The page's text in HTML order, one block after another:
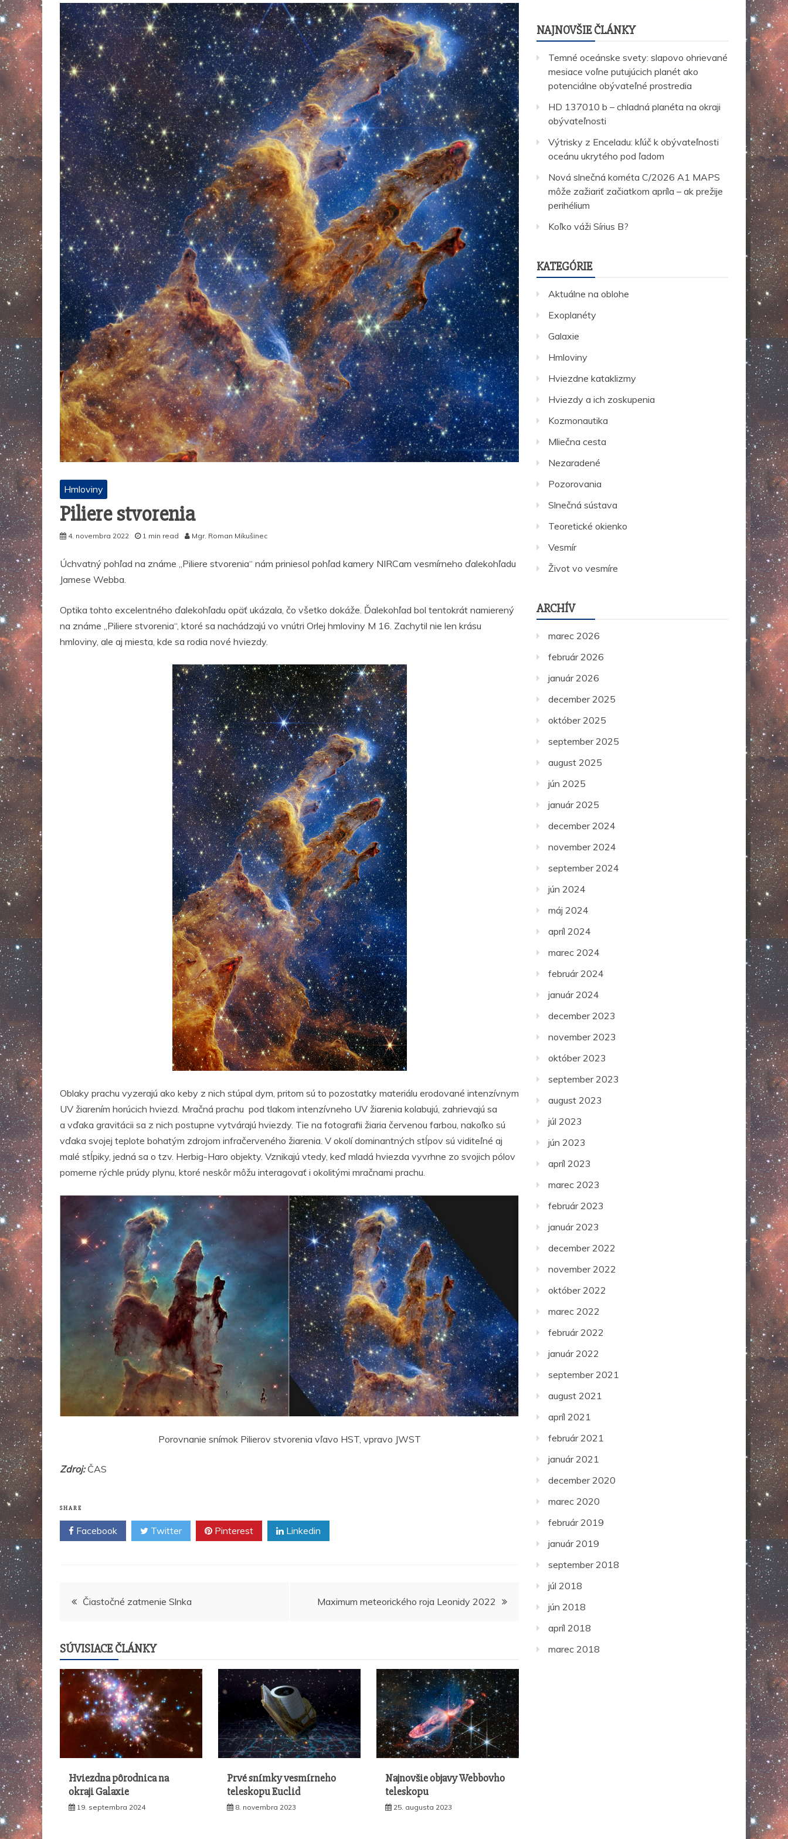
Hmloviny
Piliere stvorenia
4. novembra 2022 1 min read Mgr. Roman Mikušinec
Úchvatný pohľad na známe „Piliere stvorenia“ nám priniesol pohľad kamery NIRCam vesmírneho ďalekohľadu
Jamese Webba.
Optika tohto excelentného ďalekohľadu opäť ukázala, čo všetko dokáže. Ďalekohľad bol tentokrát namierený
na známe „Piliere stvorenia“, ktoré sa nachádzajú vo vnútri Orlej hmloviny M 16. Zachytil nie len krásu
hmloviny, ale aj miesta, kde sa rodia nové hviezdy.
Oblaky prachu vyzerajú ako keby z nich stúpal dym, pritom sú to pozostatky materiálu erodované intenzívnym
UV žiarením horúcich hviezd. Mračná prachu pod tlakom intenzívneho UV žiarenia kolabujú, zahrievajú sa
a vďaka gravitácii sa z nich postupne vytvárajú hviezdy. Tie na fotografii žiaria červenou farbou, nakoľko sú
vďaka svojej teplote bohatým zdrojom infračerveného žiarenia. V okolí dominantných stĺpov sú viditeľné aj
malé stĺpiky, jedná sa o tzv. Herbig-Haro objekty. Vznikajú vtedy, keď mladá hviezda vyvrhne zo svojich pólov
pomerne rýchle prúdy plynu, ktoré neskôr môžu interagovať i okolitými mračnami prachu.
Porovnanie snímok Pilierov stvorenia vľavo HST, vpravo JWST
Zdroj:ČAS
SHARE
Facebook Twitter Pinterest Linkedin
Navigácia
článku
Čiastočné zatmenie Slnka Maximum meteorického roja Leonidy 2022
SÚVISIACE ČLÁNKY
Hviezdna pôrodnica na
okraji Galaxie
19. septembra 2024
Prvé snímky vesmírneho
teleskopu Euclid
8. novembra 2023
Najnovšie objavy Webbovho
teleskopu
25. augusta 2023
NAJNOVŠIE ČLÁNKY
Temné oceánske svety: slapovo ohrievané
mesiace voľne putujúcich planét ako
potenciálne obývateľné prostredia
HD 137010 b – chladná planéta na okraji
obývateľnosti
Výtrisky z Enceladu: kľúč k obývateľnosti
oceánu ukrytého pod ľadom
Nová slnečná kométa C/2026 A1 MAPS
môže zažiariť začiatkom apríla – ak prežije
perihélium
Koľko váži Sírius B?
KATEGÓRIE
Aktuálne na oblohe
Exoplanéty
Galaxie
Hmloviny
Hviezdne kataklizmy
Hviezdy a ich zoskupenia
Kozmonautika
Mliečna cesta
Nezaradené
Pozorovania
Slnečná sústava
Teoretické okienko
Vesmír
Život vo vesmíre
ARCHÍV
marec 2026
február 2026
január 2026
december 2025
október 2025
september 2025
august 2025
jún 2025
január 2025
december 2024
november 2024
september 2024
jún 2024
máj 2024
apríl 2024
marec 2024
február 2024
január 2024
december 2023
november 2023
október 2023
september 2023
august 2023
júl 2023
jún 2023
apríl 2023
marec 2023
február 2023
január 2023
december 2022
november 2022
október 2022
marec 2022
február 2022
január 2022
september 2021
august 2021
apríl 2021
február 2021
január 2021
december 2020
marec 2020
február 2019
január 2019
september 2018
júl 2018
jún 2018
apríl 2018
marec 2018